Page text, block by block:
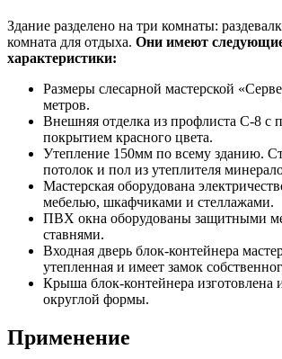
Здание разделено на три комнаты:
комната для отдыха. Они имеют
характеристики:
Размеры слесарной мастерской
метров.
Внешняя отделка из профлиста С-8 с
покрытием красного цвета.
Утепление 150мм по всему зданию.
потолок и пол из утеплителя
Мастерская оборудована
мебелью, шкафчиками и стеллажами.
ПВХ окна оборудованы защитными
ставнями.
Входная дверь блок-контейнера
утепленная и имеет замок
Крыша блок-контейнера изготовлена
округлой формы.
Применение